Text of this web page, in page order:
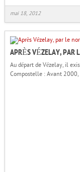
mai 18, 2012
APRÈS VÉZELAY, PAR
Au départ de Vézelay, il
Compostelle : Avant 2000,